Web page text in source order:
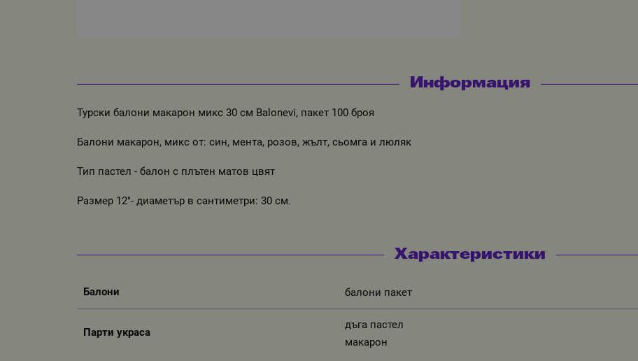
Информация
Турски балони макарон микс 30 см Balonevi, пакет 100 броя
Балони макарон, микс от: син, мента, розов, жълт, сьомга и люляк
Тип пастел - балон с плътен матов цвят
Размер 12"- диаметър в сантиметри: 30 см.
Характеристики
Балони балони пакет
Парти украса
дъга пастел
макарон